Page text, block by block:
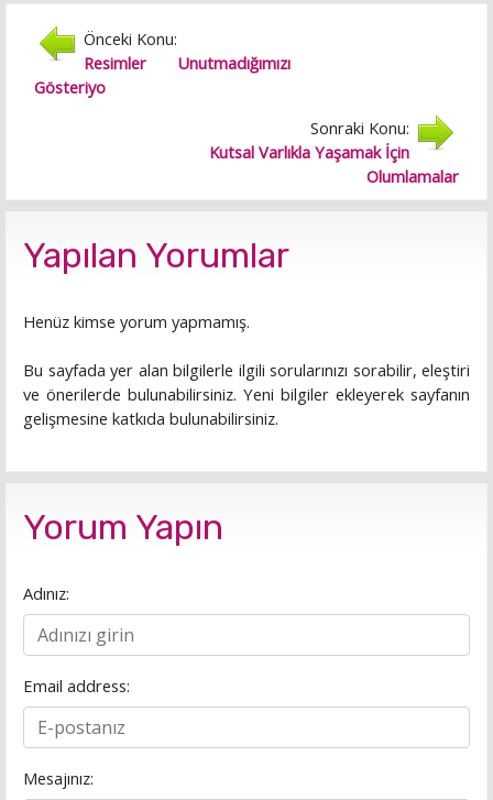
Önceki Konu:
Resimler Unutmadığımızı
Gösteriyo
Sonraki Konu:
Kutsal Varlıkla Yaşamak İçin
Olumlamalar
Yapılan Yorumlar
Henüz kimse yorum yapmamış.
Bu sayfada yer alan bilgilerle ilgili sorularınızı sorabilir, eleştiri
ve önerilerde bulunabilirsiniz. Yeni bilgiler ekleyerek sayfanın
gelişmesine katkıda bulunabilirsiniz.
Yorum Yapın
Adınız:
Email address:
Mesajınız: